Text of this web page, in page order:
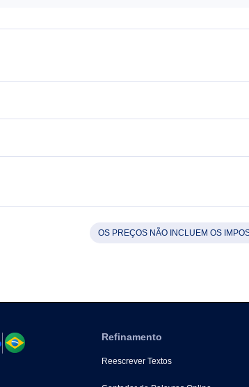
OS PREÇOS NÃO INCLUEM OS
Refinamento
Reescrever Textos